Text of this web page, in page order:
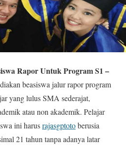
Rapor Untuk Program S1 –
beasiswa jalur rapor program
yang lulus SMA sederajat,
atau non akademik. Pelajar
ini harusrajasgptotoberusia
21 tahun tanpa adanya latar